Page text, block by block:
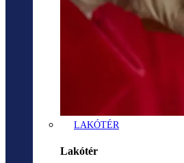
LAKÓTÉR
Lakótér